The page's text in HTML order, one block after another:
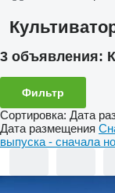
3 объявления:
Фильтр
Сортировка: Дата
Дата размещения
выпуска - сначала